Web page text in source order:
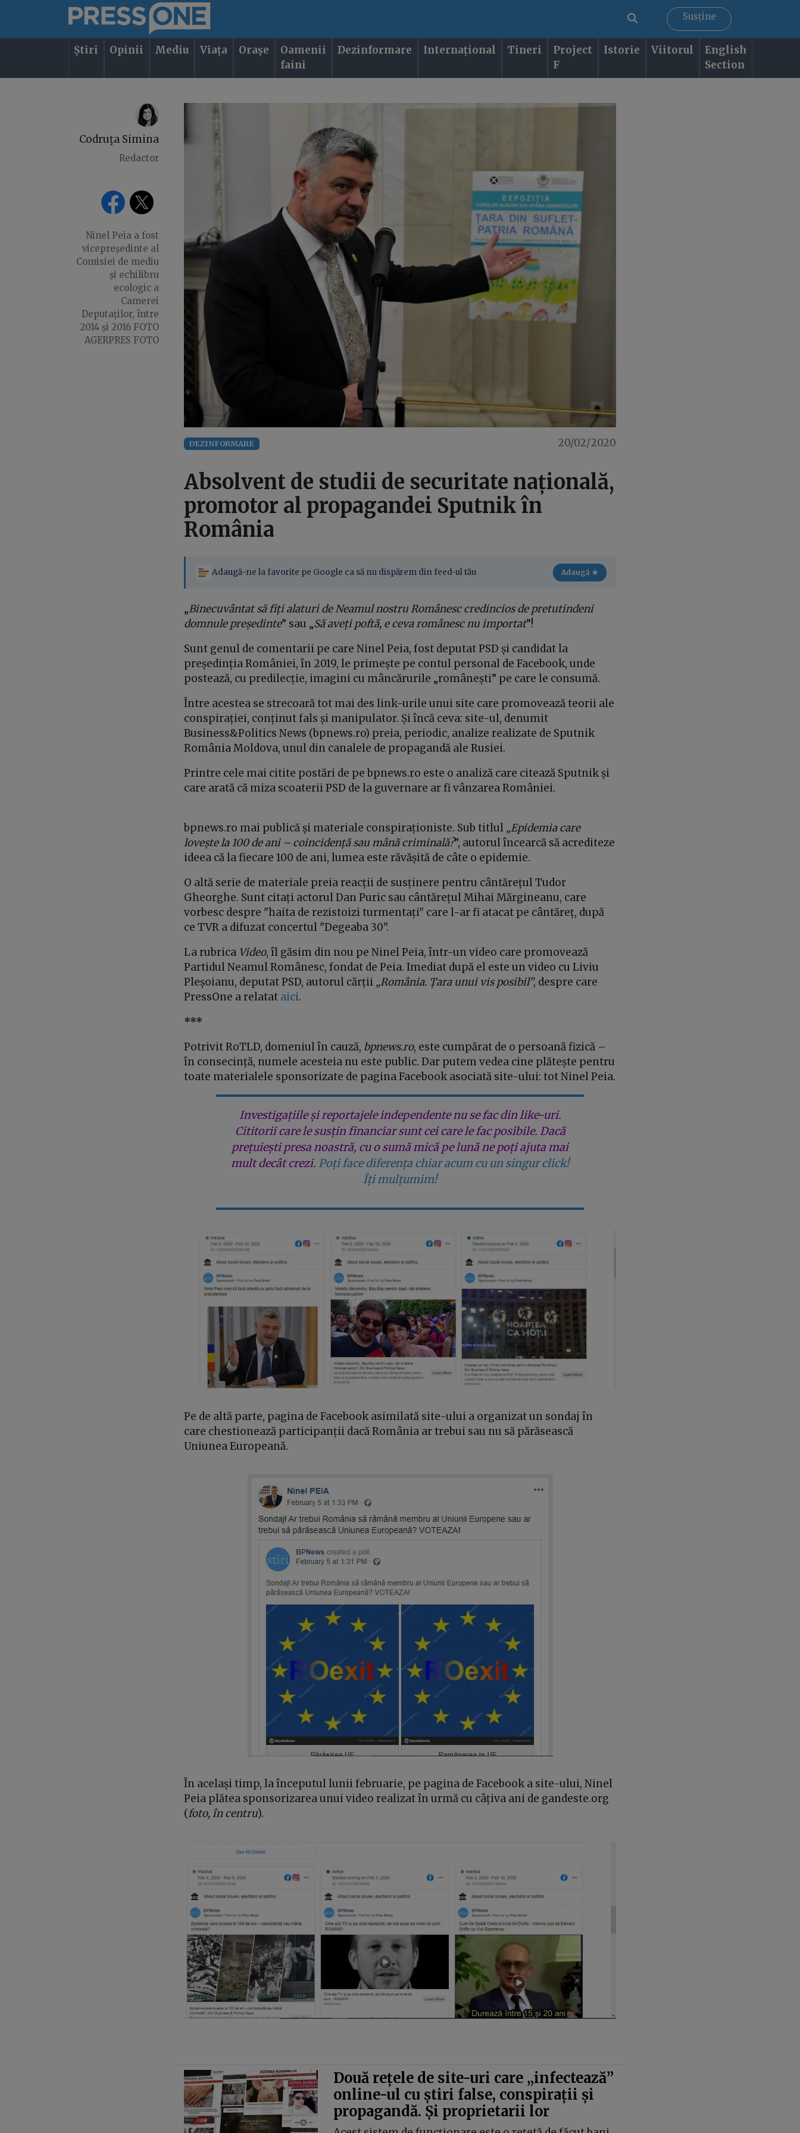
Susține
Știri Opinii Mediu Viața Orașe
Oamenii
faini
Dezinformare Internațional Tineri
Project
F
Istorie Viitorul
English
Section
Codruţa Simina
Redactor
Ninel Peia a fost
vicepreședinte al
Comisiei de mediu
și echilibru
ecologic a
Camerei
Deputaților, între
2014 și 2016 FOTO
AGERPRES FOTO
DEZINFORMARE 20/02/2020
Absolvent de studii de securitate națională,
promotor al propagandei Sputnik în
România
Adaugă-ne la favorite pe Google ca să nu dispărem din feed-ul tău Adaugă ★
„Binecuvântat să fiți alaturi de Neamul nostru Românesc credincios de pretutindeni
domnule președinte” sau „Să aveți poftă, e ceva românesc nu importat”!
Sunt genul de comentarii pe care Ninel Peia, fost deputat PSD și candidat la
președinția României, în 2019, le primește pe contul personal de Facebook, unde
postează, cu predilecție, imagini cu mâncărurile „românești” pe care le consumă.
Între acestea se strecoară tot mai des link-urile unui site care promovează teorii ale
conspirației, conținut fals și manipulator. Și încă ceva: site-ul, denumit
Business&Politics News (bpnews.ro) preia, periodic, analize realizate de Sputnik
România Moldova, unul din canalele de propagandă ale Rusiei.
Printre cele mai citite postări de pe bpnews.ro este o analiză care citează Sputnik și
care arată că miza scoaterii PSD de la guvernare ar fi vânzarea României.
bpnews.ro mai publică și materiale conspiraționiste. Sub titlul „Epidemia care
lovește la 100 de ani – coincidență sau mână criminală?”, autorul încearcă să acrediteze
ideea că la fiecare 100 de ani, lumea este răvășită de câte o epidemie.
O altă serie de materiale preia reacții de susținere pentru cântărețul Tudor
Gheorghe. Sunt citați actorul Dan Puric sau cântărețul Mihai Mărgineanu, care
vorbesc despre "haita de rezistoizi turmentați" care l-ar fi atacat pe cântăreț, după
ce TVR a difuzat concertul "Degeaba 30".
La rubrica Video, îl găsim din nou pe Ninel Peia, într-un video care promovează
Partidul Neamul Românesc, fondat de Peia. Imediat după el este un video cu Liviu
Pleșoianu, deputat PSD, autorul cărții „România. Țara unui vis posibil”, despre care
PressOne a relatat aici.
***
Potrivit RoTLD, domeniul în cauză, bpnews.ro, este cumpărat de o persoană fizică –
în consecință, numele acesteia nu este public. Dar putem vedea cine plătește pentru
toate materialele sponsorizate de pagina Facebook asociată site-ului: tot Ninel Peia.
Investigațiile și reportajele independente nu se fac din like-uri.
Cititorii care le susțin financiar sunt cei care le fac posibile. Dacă
prețuiești presa noastră, cu o sumă mică pe lună ne poți ajuta mai
mult decât crezi. Poți face diferența chiar acum cu un singur click!
Îți mulțumim!
Pe de altă parte, pagina de Facebook asimilată site-ului a organizat un sondaj în
care chestionează participanții dacă România ar trebui sau nu să părăsească
Uniunea Europeană.
În același timp, la începutul lunii februarie, pe pagina de Facebook a site-ului, Ninel
Peia plătea sponsorizarea unui video realizat în urmă cu câțiva ani de gandeste.org
(foto, în centru).
Două rețele de site-uri care „infectează”
online-ul cu știri false, conspirații și
propagandă. Și proprietarii lor